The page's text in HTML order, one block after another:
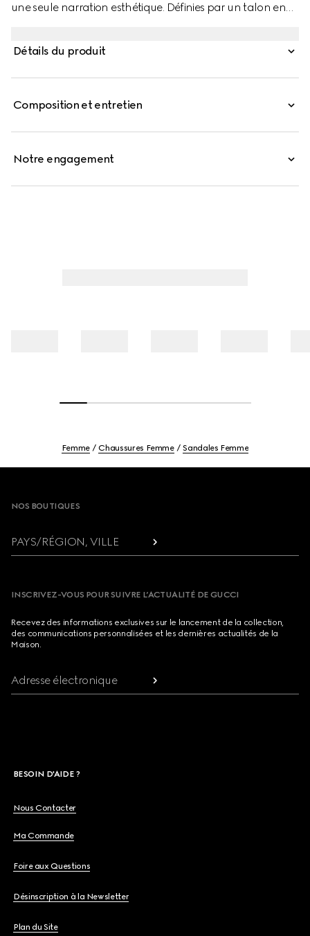
une seule narration esthétique. Définies par un talon en
Détails du produit
Composition et entretien
Notre engagement
Femme Chaussures Femme Sandales Femme
NOS BOUTIQUES
PAYS/RÉGION, VILLE
INSCRIVEZ-VOUS POUR SUIVRE L’ACTUALITÉ DE GUCCI
Recevez des informations exclusives sur le lancement de la collection,
des communications personnalisées et les dernières actualités de la
Maison.
Adresse électronique
BESOIN D'AIDE ?
Nous Contacter
Ma Commande
Foire aux Questions
Désinscription à la Newsletter
Plan du Site